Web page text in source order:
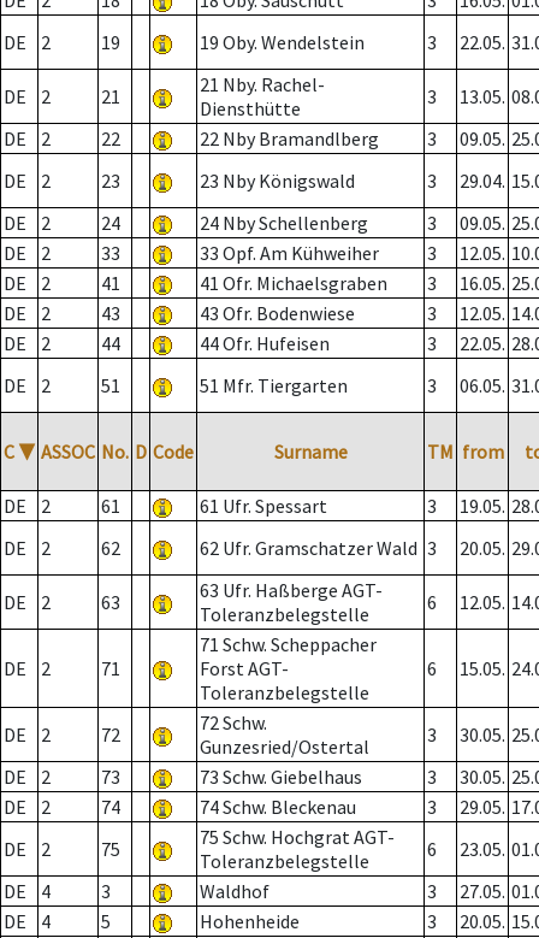
DE
2 19 19 Oby. Wendelstein 3 22.05.
DE 2 21
21 Nby. Rachel-
Diensthütte
3 13.05.
DE
2 22 22 Nby Bramandlberg 3 09.05.
DE
2 23 23 Nby Königswald 3 29.04.
DE
2 24 24 Nby Schellenberg 3 09.05.
DE
2 33 33 Opf. Am Kühweiher 3 12.05.
DE
2 41 41 Ofr. Michaelsgraben 3 16.05.
DE
2 43 43 Ofr. Bodenwiese 3 12.05.
DE
2 44 44 Ofr. Hufeisen 3 22.05.
DE
2 51 51 Mfr. Tiergarten 3 06.05.
C ▼ ASSOC No. D Code Surname TM from
DE 2 61 61 Ufr. Spessart 3 19.05.
DE
2 62 62 Ufr. Gramschatzer Wald 3 20.05.
DE 2 63
63 Ufr. Haßberge AGT-
Toleranzbelegstelle
6 12.05.
DE 2 71
71 Schw. Scheppacher
Forst AGT-
Toleranzbelegstelle
6 15.05.
DE 2 72
72 Schw.
Gunzesried/Ostertal
3 30.05.
DE
2 73 73 Schw. Giebelhaus 3 30.05.
DE
2 74 74 Schw. Bleckenau 3 29.05.
DE
2 75
75 Schw. Hochgrat AGT-
Toleranzbelegstelle
6 23.05.
DE
4 3 Waldhof 3 27.05.
DE
4 5 Hohenheide 3 20.05.